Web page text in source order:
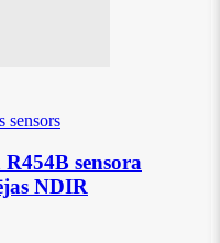
sensors
sensora
NDIR